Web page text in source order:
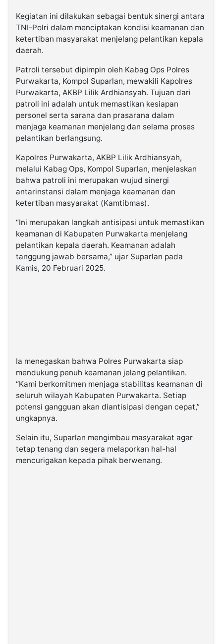
Kegiatan ini dilakukan sebagai bentuk sinergi antara
TNI-Polri dalam menciptakan kondisi keamanan dan
ketertiban masyarakat menjelang pelantikan kepala
daerah.
Patroli tersebut dipimpin oleh Kabag Ops Polres
Purwakarta, Kompol Suparlan, mewakili Kapolres
Purwakarta, AKBP Lilik Ardhiansyah. Tujuan dari
patroli ini adalah untuk memastikan kesiapan
personel serta sarana dan prasarana dalam
menjaga keamanan menjelang dan selama proses
pelantikan berlangsung.
Kapolres Purwakarta, AKBP Lilik Ardhiansyah,
melalui Kabag Ops, Kompol Suparlan, menjelaskan
bahwa patroli ini merupakan wujud sinergi
antarinstansi dalam menjaga keamanan dan
ketertiban masyarakat (Kamtibmas).
“Ini merupakan langkah antisipasi untuk memastikan
keamanan di Kabupaten Purwakarta menjelang
pelantikan kepala daerah. Keamanan adalah
tanggung jawab bersama,” ujar Suparlan pada
Kamis, 20 Februari 2025.
Ia menegaskan bahwa Polres Purwakarta siap
mendukung penuh keamanan jelang pelantikan.
“Kami berkomitmen menjaga stabilitas keamanan di
seluruh wilayah Kabupaten Purwakarta. Setiap
potensi gangguan akan diantisipasi dengan cepat,”
ungkapnya.
Selain itu, Suparlan mengimbau masyarakat agar
tetap tenang dan segera melaporkan hal-hal
mencurigakan kepada pihak berwenang.